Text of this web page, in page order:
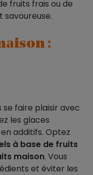
fruits frais ou de
savoureuse.
:
se faire plaisir avec
les glaces
additifs. Optez
à base de fruits
maison. Vous
et éviter les